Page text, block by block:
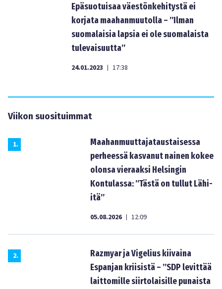
Epäsuotuisaa väestönkehitystä ei
korjata maahanmuutolla – ”Ilman
suomalaisia lapsia ei ole suomalaista
tulevaisuutta”
24.01.2023 | 17:38
Viikon suosituimmat
1.
Maahanmuuttajataustaisessa
perheessä kasvanut nainen kokee
olonsa vieraaksi Helsingin
Kontulassa: ”Tästä on tullut Lähi-
itä”
05.08.2026 | 12:09
2.
Razmyar ja Vigelius kiivaina
Espanjan kriisistä – ”SDP levittää
laittomille siirtolaisille punaista